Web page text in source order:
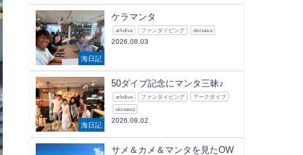
海日記
ケラマンタ
arkdive ファンダイビング okinawa
2026.08.03
海日記
50ダイブ記念にマンタ三昧♪
arkdive ファンダイビング アークダイブ
okinawa
2026.08.02
サメ＆カメ＆マンタを見たOW